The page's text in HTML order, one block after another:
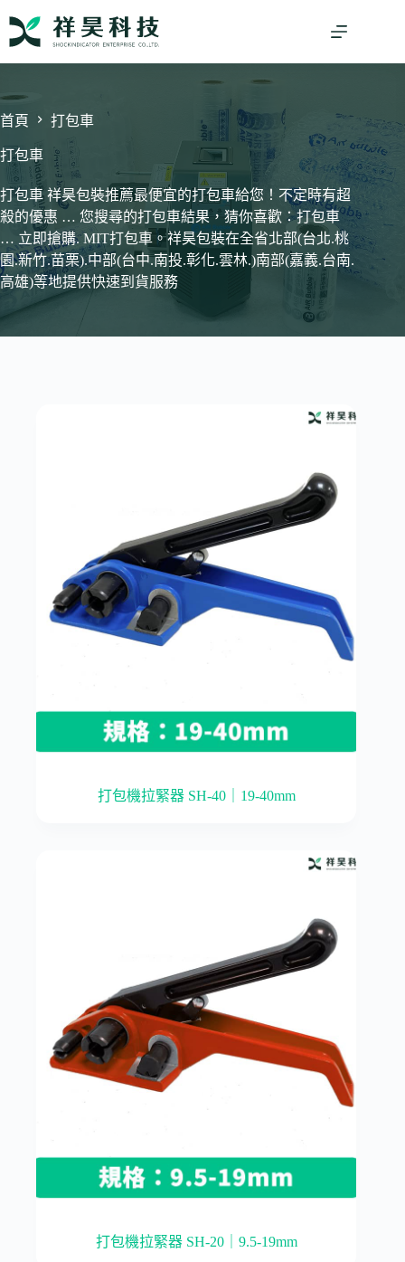
內
容
首頁 打包車
打包車
打包車 祥昊包裝推薦最便宜的打包車給您！不定時有超
殺的優惠 … 您搜尋的打包車結果，猜你喜歡：打包車
… 立即搶購. MIT打包車。祥昊包裝在全省北部(台北.桃
園.新竹.苗栗).中部(台中.南投.彰化.雲林.)南部(嘉義.台南.
高雄)等地提供快速到貨服務
打包機拉緊器 SH-40｜19-40mm
打包機拉緊器 SH-20｜9.5-19mm